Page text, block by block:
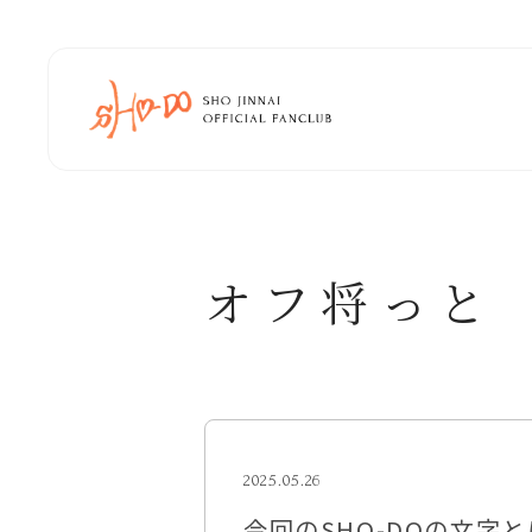
オフ将っと
2025.05.26